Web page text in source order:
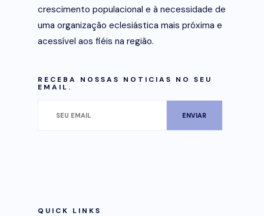
crescimento populacional e à necessidade de
uma organização eclesiástica mais próxima e
acessível aos fiéis na região.
RECEBA NOSSAS NOTICIAS NO SEU
EMAIL.
QUICK LINKS